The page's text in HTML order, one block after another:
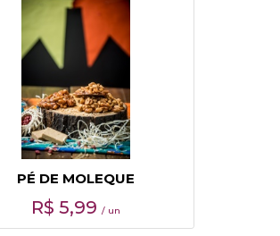
PÉ DE MOLEQUE
R$ 5,99 / un